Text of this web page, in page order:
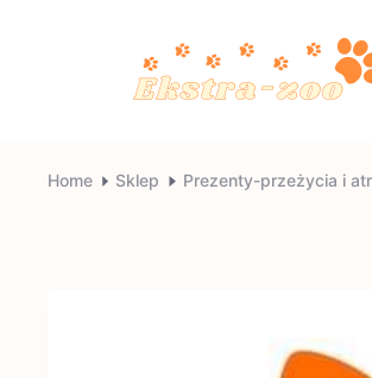
zoo
Home Sklep Prezenty-przeżycia i